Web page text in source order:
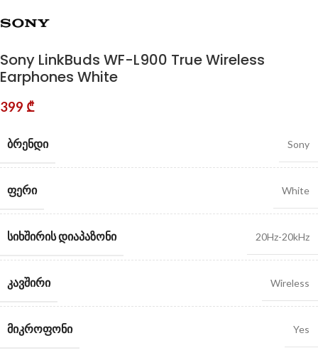
Sony LinkBuds WF-L900 True Wireless
Earphones White
399 ₾
ᲑᲠᲔᲜᲓᲘ Sony
ᲤᲔᲠᲘ White
ᲡᲘᲮᲨᲘᲠᲘᲡ ᲓᲘᲐᲞᲐᲖᲝᲜᲘ 20Hz-20kHz
ᲙᲐᲕᲨᲘᲠᲘ Wireless
ᲛᲘᲙᲠᲝᲤᲝᲜᲘ Yes